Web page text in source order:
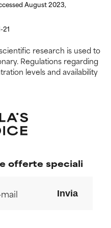
August 2023,
research is used to
Regulations regarding
levels and availability
ecc.
solo in
complesso è
avuto
ecc.
solo in
complesso è
avuto
offerte speciali
Invia